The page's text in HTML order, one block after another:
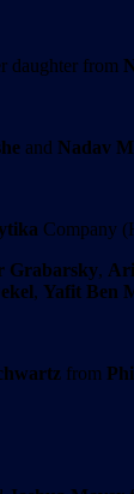
daughter from
and Nadav
Company
Grabarsky,
, Yafit Ben
from